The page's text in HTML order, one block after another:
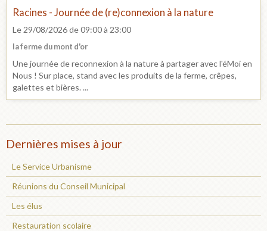
Racines - Journée de (re)connexion à la nature
Le 29/08/2026de 09:00à 23:00
la ferme du mont d'or
Une journée de reconnexion à la nature à partager avec l'éMoi en
Nous ! Sur place, stand avec les produits de la ferme, crêpes,
galettes et bières. ...
Dernières mises à jour
Le Service Urbanisme
Réunions du Conseil Municipal
Les élus
Restauration scolaire